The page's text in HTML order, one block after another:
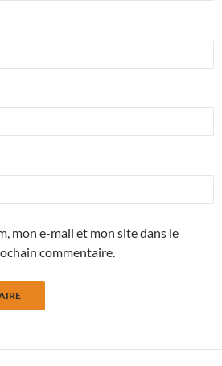
mon e-mail et mon site dans le
commentaire.